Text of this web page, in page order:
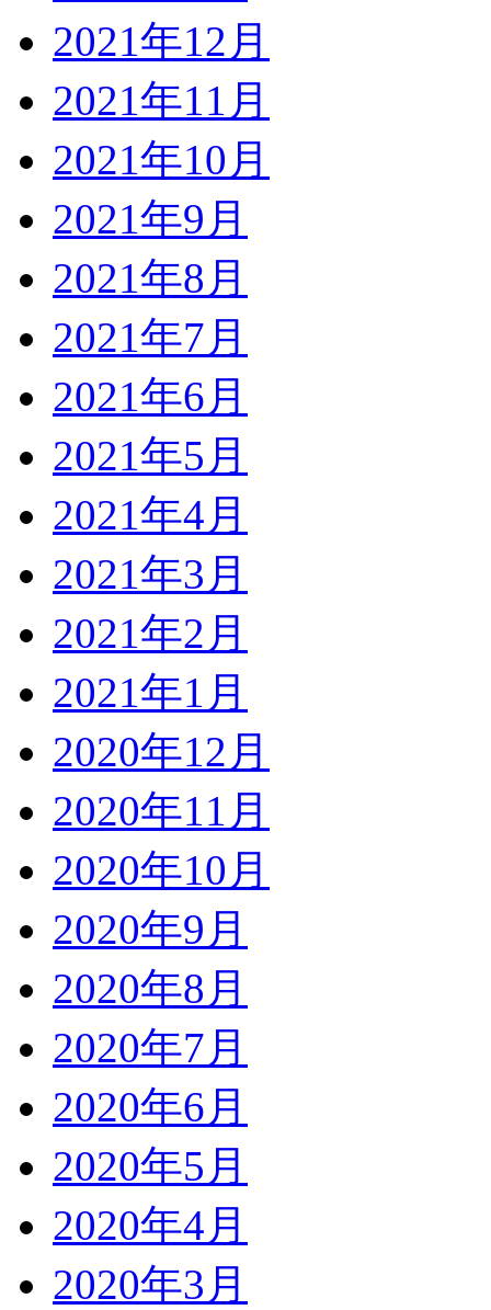
2021年12月
2021年11月
2021年10月
2021年9月
2021年8月
2021年7月
2021年6月
2021年5月
2021年4月
2021年3月
2021年2月
2021年1月
2020年12月
2020年11月
2020年10月
2020年9月
2020年8月
2020年7月
2020年6月
2020年5月
2020年4月
2020年3月